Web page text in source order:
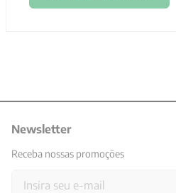
Newsletter
Receba nossas promoções